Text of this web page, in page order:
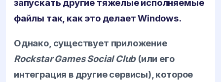
запускать другие тяжелые исполняемые
файлы так, как это делает Windows.
Однако, существует приложение
Rockstar Games Social Club(или его
интеграция в другие сервисы), которое